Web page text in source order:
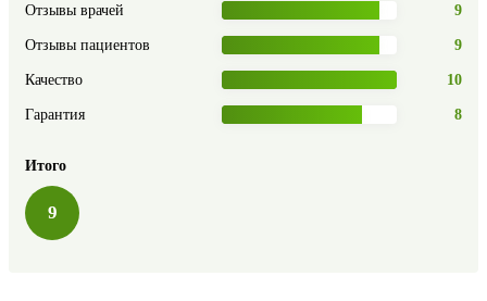
Отзывы врачей 9
Отзывы пациентов 9
Качество 10
Гарантия 8
Итого
9